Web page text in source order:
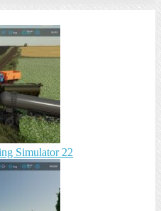
Simulator 22